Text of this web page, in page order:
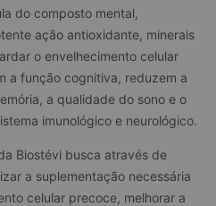
do composto mental,
ação antioxidante, minerais
o envelhecimento celular
a função cognitiva, reduzem a
a qualidade do sono e o
imunológico e neurológico.
Biostévi busca através de
a suplementação necessária
celular precoce, melhorar a